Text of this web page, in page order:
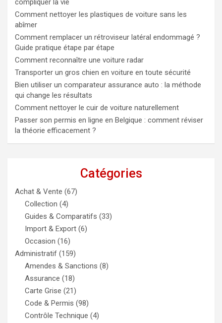
compliquer la vie
Comment nettoyer les plastiques de voiture sans les
abîmer
Comment remplacer un rétroviseur latéral endommagé ?
Guide pratique étape par étape
Comment reconnaître une voiture radar
Transporter un gros chien en voiture en toute sécurité
Bien utiliser un comparateur assurance auto : la méthode
qui change les résultats
Comment nettoyer le cuir de voiture naturellement
Passer son permis en ligne en Belgique : comment réviser
la théorie efficacement ?
Catégories
Achat & Vente (67)
Collection (4)
Guides & Comparatifs (33)
Import & Export (6)
Occasion (16)
Administratif (159)
Amendes & Sanctions (8)
Assurance (18)
Carte Grise (21)
Code & Permis (98)
Contrôle Technique (4)